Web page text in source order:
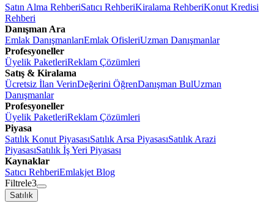
Satın Alma RehberiSatıcı RehberiKiralama RehberiKonut Kredisi
Rehberi
Danışman Ara
Emlak DanışmanlarıEmlak OfisleriUzman Danışmanlar
Profesyoneller
Üyelik PaketleriReklam Çözümleri
Satış & Kiralama
Ücretsiz İlan VerinDeğerini ÖğrenDanışman BulUzman
Danışmanlar
Profesyoneller
Üyelik PaketleriReklam Çözümleri
Piyasa
Satılık Konut PiyasasıSatılık Arsa PiyasasıSatılık Arazi
PiyasasıSatılık İş Yeri Piyasası
Kaynaklar
Satıcı RehberiEmlakjet Blog
Filtrele3
Satılık